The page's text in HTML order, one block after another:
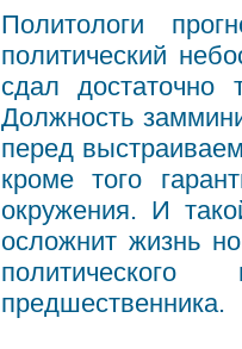
Политологи
политический
сдал
Должность
перед
кроме того
окружения. И
осложнит жизнь
предшественника.